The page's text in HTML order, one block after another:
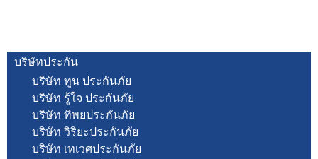
บริษัทประกัน
บริษัท ทูน ประกันภัย
บริษัท รู้ใจ ประกันภัย
บริษัท ทิพยประกันภัย
บริษัท วิริยะประกันภัย
บริษัท เทเวศประกันภัย